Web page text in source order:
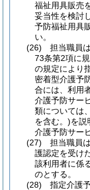
福祉用具販売
妥当性を検討
予防福祉用具
い。
(26)
担当職員
73条第2項に
の規定により
密着型介護予
合には、利用
介護予防サー
類については
を含む。)を説
介護予防サー
(27)
担当職員
護認定を受け
該利用者に係
のとする。
(28)
指定介護